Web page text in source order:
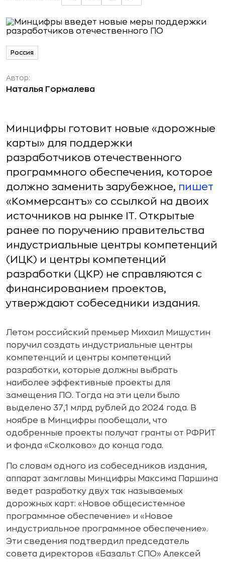
Россия
Автор:
Наталья Гормалева
Минцифры готовит новые «дорожные
карты» для поддержки
разработчиков отечественного
программного обеспечения, которое
должно заменить зарубежное, пишет
«Коммерсантъ» со ссылкой на двоих
источников на рынке IT. Открытые
ранее по поручению правительства
индустриальные центры компетенций
(ИЦК) и центры компетенций
разработки (ЦКР) не справляются с
финансированием проектов,
утверждают собеседники издания.
Летом российский премьер Михаил Мишустин
поручил создать индустриальные центры
компетенций и центры компетенций
разработки, которые должны выбрать
наиболее эффективные проекты для
замещения ПО. Тогда на эти цели было
выделено 37,1 млрд рублей до 2024 года. В
ноябре в Минцифры пообещали, что
одобренные проекты получат гранты от РФРИТ
и фонда «Сколково» до конца года.
По словам одного из собеседников издания,
аппарат замглавы Минцифры Максима Паршина
ведет разработку двух так называемых
дорожных карт: «Новое общесистемное
программное обеспечение» и «Новое
индустриальное программное обеспечение».
Эти сведения подтвердил председатель
совета директоров «Базальт СПО» Алексей